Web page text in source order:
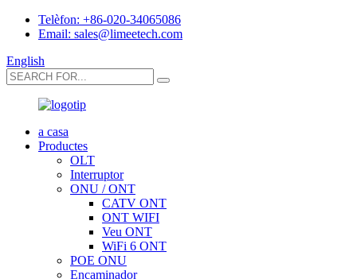
Telèfon: +86-020-34065086
Email: sales@limeetech.com
English
a casa
Productes
OLT
Interruptor
ONU / ONT
CATV ONT
ONT WIFI
Veu ONT
WiFi 6 ONT
POE ONU
Encaminador